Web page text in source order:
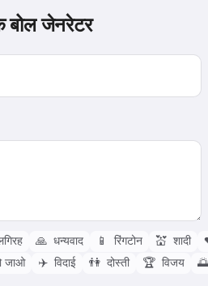
बोल जेनरेटर
🙏 धन्यवाद 📱 रिंगटोन 💒 शादी
जाओ ✈️ विदाई 👫 दोस्ती 🏆 विजय 🌅